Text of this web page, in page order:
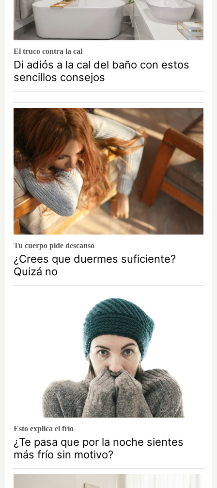
El truco contra la cal
Di adiós a la cal del baño con estos
sencillos consejos
Tu cuerpo pide descanso
¿Crees que duermes suficiente?
Quizá no
Esto explica el frío
¿Te pasa que por la noche sientes
más frío sin motivo?